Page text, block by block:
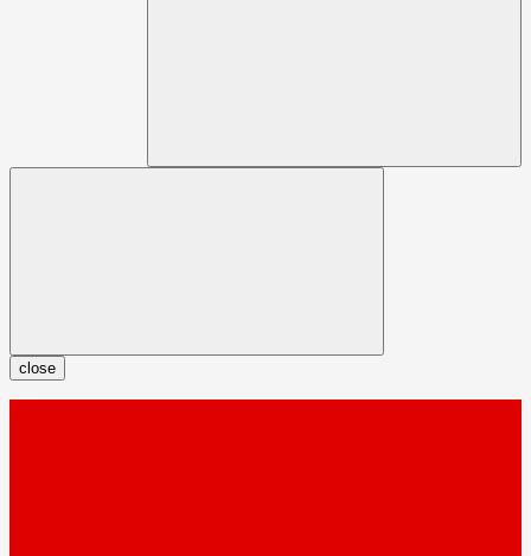
close